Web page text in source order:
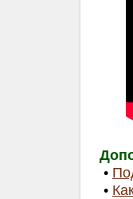
•
•